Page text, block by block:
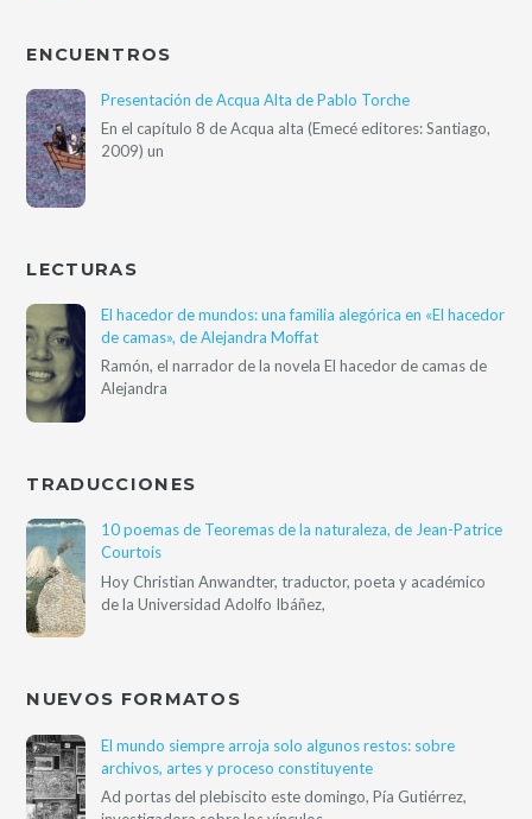
ENCUENTROS
Presentación de Acqua Alta de Pablo Torche
En el capítulo 8 de Acqua alta (Emecé editores: Santiago,
2009) un
LECTURAS
El hacedor de mundos: una familia alegórica en «El hacedor
de camas», de Alejandra Moffat
Ramón, el narrador de la novela El hacedor de camas de
Alejandra
TRADUCCIONES
10 poemas de Teoremas de la naturaleza, de Jean-Patrice
Courtois
Hoy Christian Anwandter, traductor, poeta y académico
de la Universidad Adolfo Ibáñez,
NUEVOS FORMATOS
El mundo siempre arroja solo algunos restos: sobre
archivos, artes y proceso constituyente
Ad portas del plebiscito este domingo, Pía Gutiérrez,